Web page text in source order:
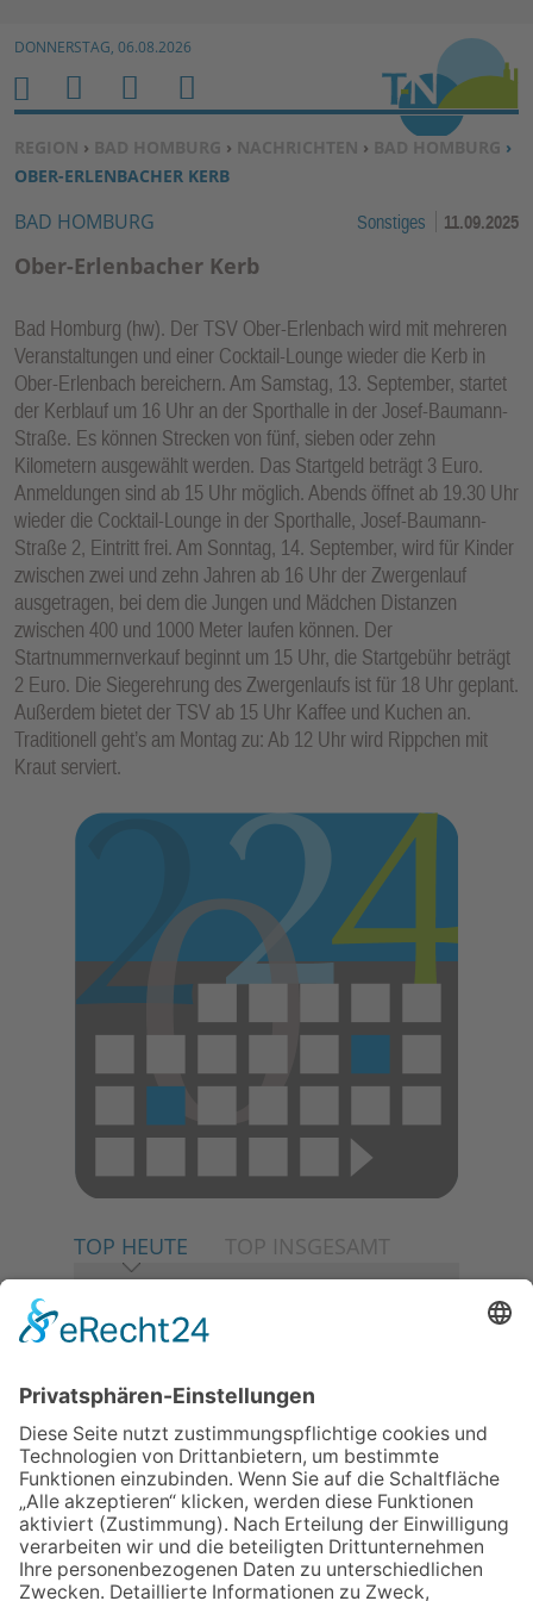
Zum Inhalt springen ↓
DONNERSTAG, 06.08.2026
SIE BEFINDEN SICH HIER:
REGION › BAD HOMBURG › NACHRICHTEN › BAD HOMBURG ›
OBER-ERLENBACHER KERB
BAD HOMBURG Sonstiges 11.09.2025
Ober-Erlenbacher Kerb
Bad Homburg (hw). Der TSV Ober-Erlenbach wird mit mehreren
Veranstaltungen und einer Cocktail-Lounge wieder die Kerb in
Ober-Erlenbach bereichern. Am Samstag, 13. September, startet
der Kerblauf um 16 Uhr an der Sporthalle in der Josef-Baumann-
Straße. Es können Strecken von fünf, sieben oder zehn
Kilometern ausgewählt werden. Das Startgeld beträgt 3 Euro.
Anmeldungen sind ab 15 Uhr möglich. Abends öffnet ab 19.30 Uhr
wieder die Cocktail-Lounge in der Sporthalle, Josef-Baumann-
Straße 2, Eintritt frei. Am Sonntag, 14. September, wird für Kinder
zwischen zwei und zehn Jahren ab 16 Uhr der Zwergenlauf
ausgetragen, bei dem die Jungen und Mädchen Distanzen
zwischen 400 und 1000 Meter laufen können. Der
Startnummernverkauf beginnt um 15 Uhr, die Startgebühr beträgt
2 Euro. Die Siegerehrung des Zwergenlaufs ist für 18 Uhr geplant.
Außerdem bietet der TSV ab 15 Uhr Kaffee und Kuchen an.
Traditionell geht’s am Montag zu: Ab 12 Uhr wird Rippchen mit
Kraut serviert.
TOP HEUTE TOP INSGESAMT
06.08.2026
Baustellenführung führt auch in
die Zukunft der Stadt
Königstein
06.08.2026
Gewinnspiel zum Start ins
Schuljahr
06.08.2026
„Rock auf der Burg“ lässt
Königstein beben
H
O
M
E
M
E
N
U
S
U
C
H
E
N
B
E
N
Z
R
F
U
N
K
TI
O
N
E
N